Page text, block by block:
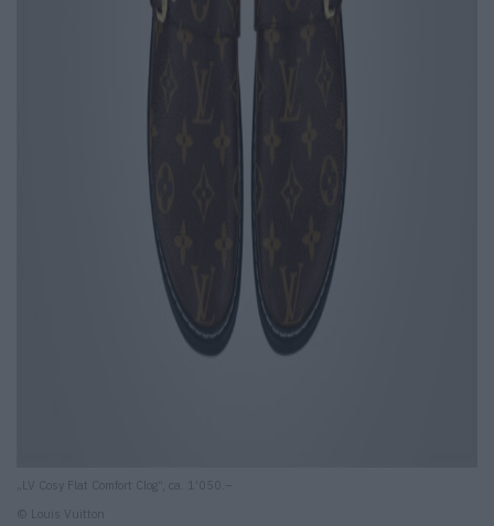
„LV Cosy Flat Comfort Clog“, ca. 1’050.–
© Louis Vuitton